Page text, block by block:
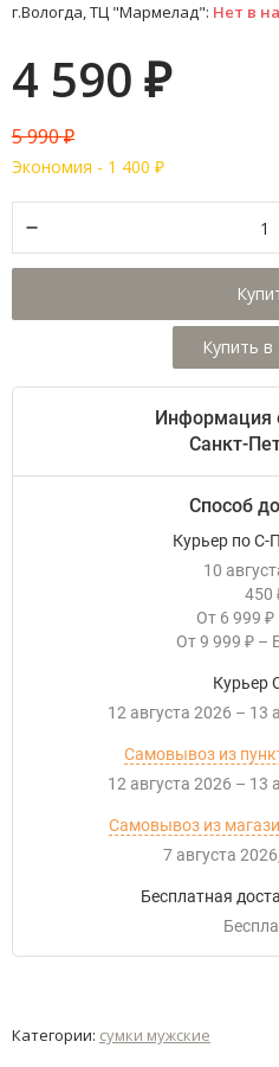
г.Вологда, ТЦ "Мармелад": Нет в
4 590 ₽
5 990₽
Экономия - 1 400 ₽
Информация
Санкт-
Способ
Курьер по С-
10
450
От 6 999 ₽
От 9 999 ₽ –
Курьер
12 августа 2026 – 13
Самовывоз из
12 августа 2026 – 13
Самовывоз из
7 августа 2026
Бесплатная
Категории: сумки мужские